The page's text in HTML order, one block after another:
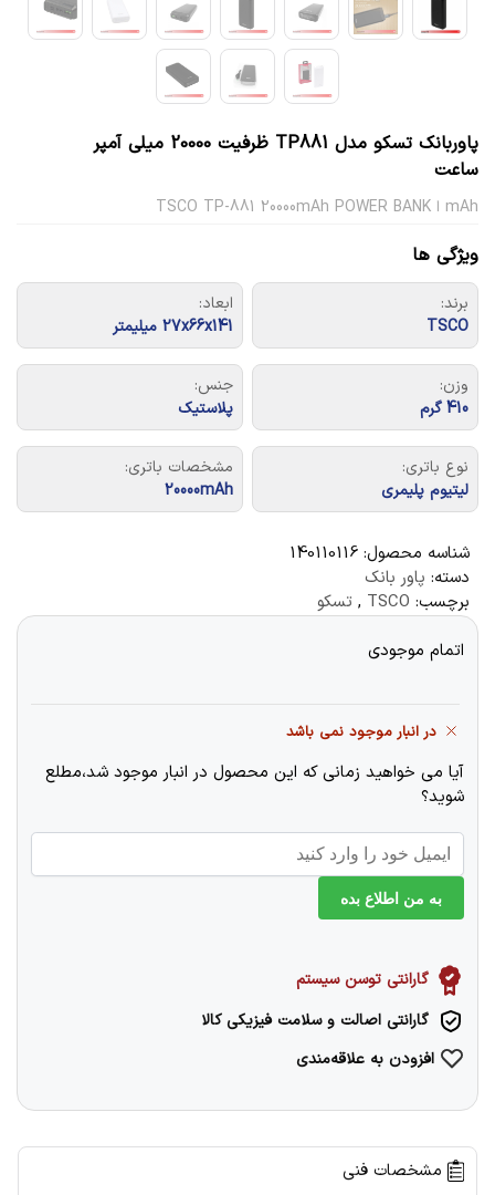
پاوربانک تسکو مدل TP881 ظرفیت 20000 میلی آمپر
ساعت
mAh ا TSCO TP-881 20000mAh POWER BANK
ویژگی ها
برند:
TSCO
ابعاد:
27x66x141 میلیمتر
وزن:
410 گرم
جنس:
پلاستیک
نوع باتری:
لیتیوم پلیمری
مشخصات باتری:
20000mAh
شناسه محصول: 140110116
دسته: پاور بانک
برچسب: TSCO
, تسکو
اتمام موجودی
در انبار موجود نمی باشد
آیا می خواهید زمانی که این محصول در انبار موجود شد،مطلع
شوید؟
به من اطلاع بده
گارانتی توسن سیستم
گارانتی اصالت و سلامت فیزیکی کالا
افزودن به علاقه‌مندی
مشخصات فنی